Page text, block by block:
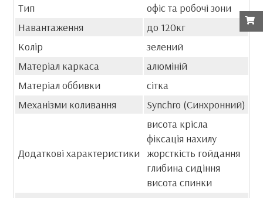
Тип
офіс та робочі зони
Навантаження
до 120кг
Колір
зелений
Матеріал каркаса
алюміній
Матеріал оббивки
сітка
Механізми коливання
Synchro (Синхронний)
Додаткові характеристики
висота крісла
фіксація нахилу
жорсткість гойдання
глибина сидіння
висота спинки